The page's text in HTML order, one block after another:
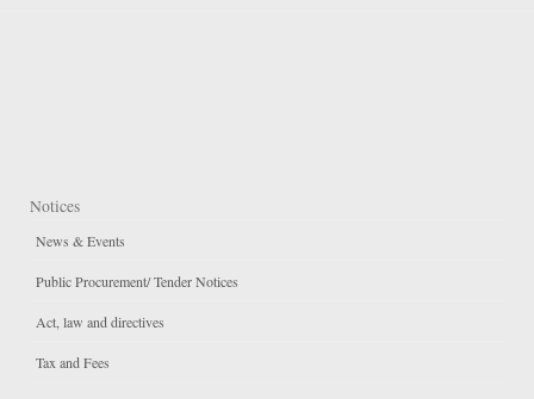
Notices
News & Events
Public Procurement/ Tender Notices
Act, law and directives
Tax and Fees